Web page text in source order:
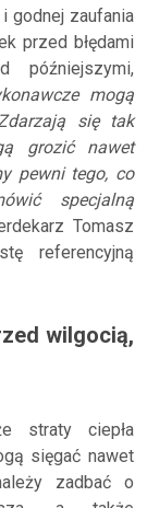
godnej zaufania
przed błędami
późniejszymi,
mogą
się tak
grozić nawet
pewni tego, co
specjalną
Tomasz
referencyjną
wilgocią,
straty ciepła
sięgać nawet
zadbać o